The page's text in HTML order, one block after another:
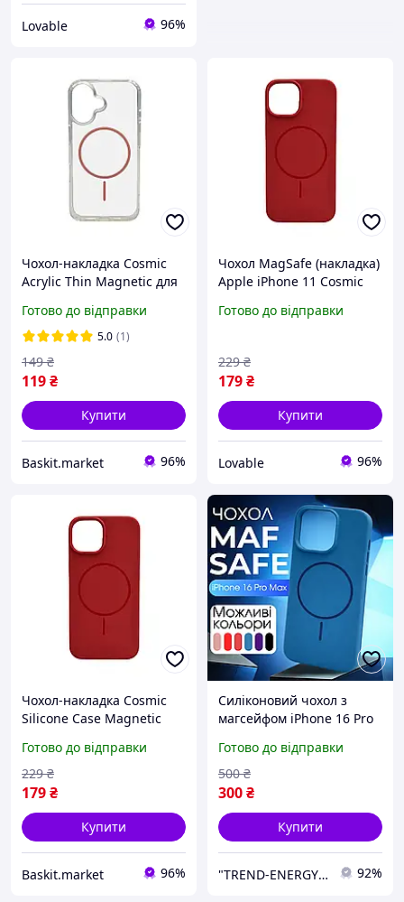
Lovable 96%
Чохол-накладка Cosmic
Acrylic Thin Magnetic для
(MagSafe)
Готово до відправки
5.0 (1)
119₴
149 ₴
Купити
Baskit.market 96%
Чохол MagSafe (накладка)
Apple iPhone 11 Cosmic
силіконовий захист
Готово до відправки
179₴
229 ₴
Купити
Lovable 96%
Чохол-накладка Cosmic
Silicone Case Magnetic
Camellia
Готово до відправки
179₴
229 ₴
Купити
Baskit.market 96%
Силіконовий чохол з
магсейфом iPhone 16 Pro
Готово до відправки
300₴
500 ₴
Купити
"TREND-ENERGY" Інтернет-магазин аксесуарів до смартфонів та комп'ютерів 92%